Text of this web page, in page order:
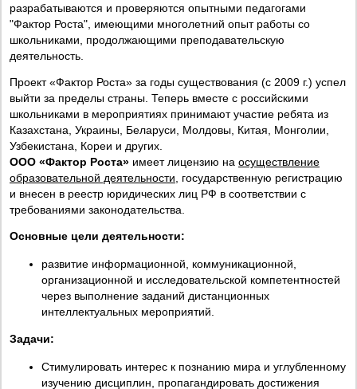
разрабатываются и проверяются опытными педагогами
"Фактор Роста", имеющими многолетний опыт работы со
школьниками, продолжающими преподавательскую
деятельность.
Проект «Фактор Роста» за годы существования (с 2009 г.) успел
выйти за пределы страны. Теперь вместе с российскими
школьниками в мероприятиях принимают участие ребята из
Казахстана, Украины, Беларуси, Молдовы, Китая, Монголии,
Узбекистана, Кореи и других.
ООО «Фактор Роста» имеет лицензию на осуществление
образовательной деятельности, государственную регистрацию
и внесен в реестр юридических лиц РФ в соответствии с
требованиями законодательства.
Основные цели деятельности:
развитие информационной, коммуникационной,
организационной и исследовательской компетентностей
через выполнение заданий дистанционных
интеллектуальных мероприятий.
Задачи:
Стимулировать интерес к познанию мира и углубленному
изучению дисциплин, пропагандировать достижения